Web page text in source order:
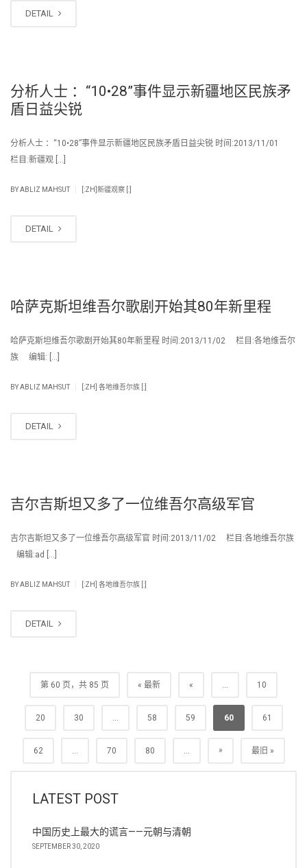
DETAIL
分析人士 ：“10•28”事件显示新疆地区民族矛
盾日益尖锐
分析人士 ：“10•28”事件显示新疆地区民族矛盾日益尖锐 时间:2013/11/01
栏目:新疆观 […]
BYABLIZ MAHSUT [:ZH]新疆观察 [:]
DETAIL
哈萨克斯坦维吾尔歌剧开始其80年新里程
哈萨克斯坦维吾尔歌剧开始其80年新里程 时间:2013/11/02 栏目:各地维吾尔
族 编辑: […]
BYABLIZ MAHSUT [:ZH] 各地维吾尔族 [:]
DETAIL
吉尔吉斯坦又多了一位维吾尔高级军官
吉尔吉斯坦又多了一位维吾尔高级军官 时间:2013/11/02 栏目:各地维吾尔族
编辑:ad […]
BYABLIZ MAHSUT [:ZH] 各地维吾尔族 [:]
DETAIL
第 60 页，共 85 页 « 最新 « ... 10
20 30 ... 58 59 60 61
62 ... 70 80 ... » 最旧 »
LATEST POST
中国历史上最大的谎言——元朝与清朝
SEPTEMBER 30, 2020